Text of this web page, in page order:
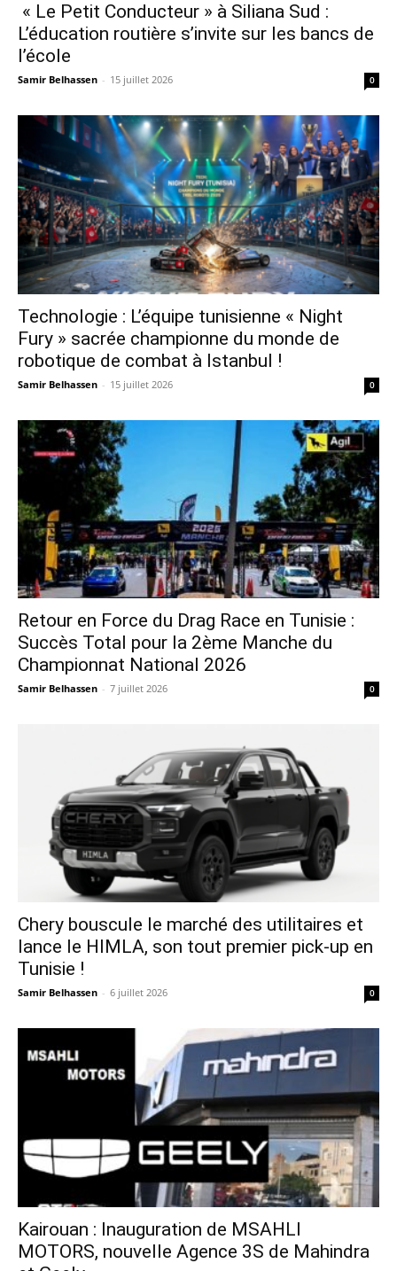
« Le Petit Conducteur » à Siliana Sud :
L’éducation routière s’invite sur les bancs de
l’école
Samir Belhassen - 15 juillet 2026 0
Technologie : L’équipe tunisienne « Night
Fury » sacrée championne du monde de
robotique de combat à Istanbul !
Samir Belhassen - 15 juillet 2026 0
Retour en Force du Drag Race en Tunisie :
Succès Total pour la 2ème Manche du
Championnat National 2026
Samir Belhassen - 7 juillet 2026 0
Chery bouscule le marché des utilitaires et
lance le HIMLA, son tout premier pick-up en
Tunisie !
Samir Belhassen - 6 juillet 2026 0
Kairouan : Inauguration de MSAHLI
MOTORS, nouvelle Agence 3S de Mahindra